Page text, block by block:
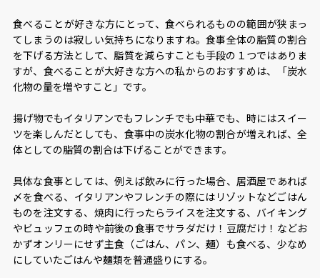
食べることが好きな方にとって、食べられるものの範囲が狭まっ
てしまうのは寂しい気持ちになりますね。食事全体の脂質の割合
を下げる方法として、脂質を減らすことも手段の１つではありま
すが、食べることが大好きな方への私からのおすすめは、「炭水
化物の量を増やすこと」です。
揚げ物でもイタリアンでもフレンチでも中華でも、時にはスイー
ツを楽しんだとしても、食事中の炭水化物の割合が増えれば、全
体としての脂質の割合は下げることができます。
具体な食事としては、例えば飲みに行った場合、居酒屋であれば
〆を食べる、イタリアンやフレンチの際にはリゾットなどごはん
ものを注文する、焼肉に行ったらライスを注文する、バイキング
やビュッフェの時や前後の食事でサラダだけ！豆腐だけ！などお
かずオンリーにせず主食（ごはん、パン、麺）も食べる、少なめ
にしていたごはんや麺類を普通盛りにする。